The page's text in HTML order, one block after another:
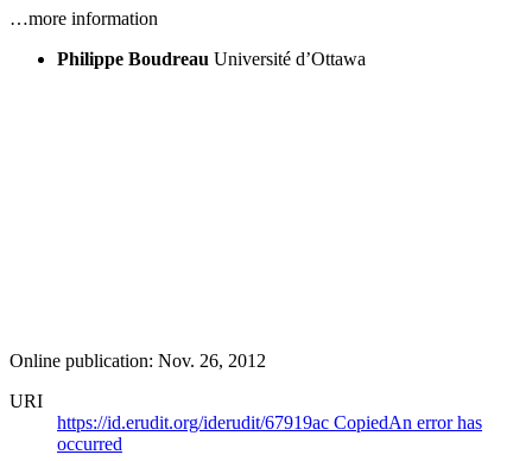
…more information
Philippe Boudreau Université d’Ottawa
Online publication: Nov. 26, 2012
URI
https://id.erudit.org/iderudit/67919ac CopiedAn error has
occurred